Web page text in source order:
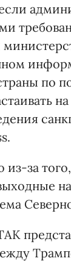
по
за